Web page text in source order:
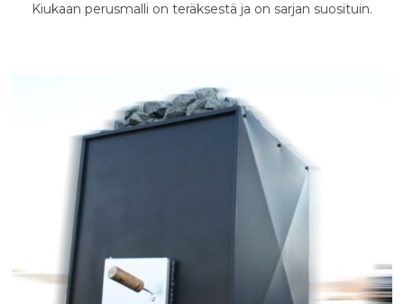
Kiukaan perusmalli on teräksestä ja on sarjan suosituin.